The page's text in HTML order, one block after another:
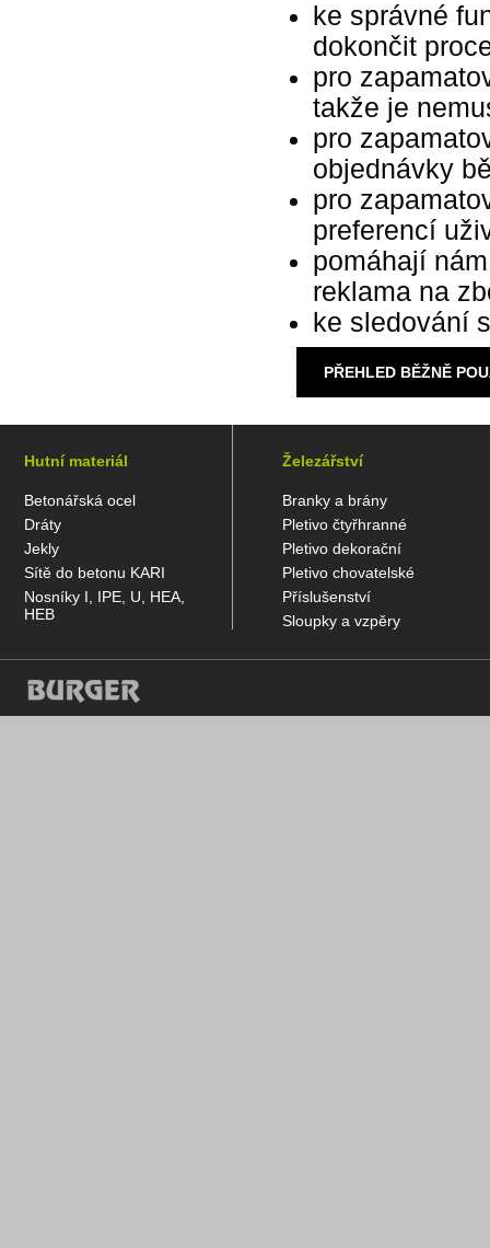
ke správné
dokončit
pro
takže je
pro
objednávky
pro
preferencí
pomáhají
reklama na
ke sledování
PŘEHLED BĚŽNĚ
Hutní materiál
Betonářská ocel
Dráty
Jekly
Sítě do betonu KARI
Nosníky I, IPE, U, HEA,
HEB
Železářství
Branky a brány
Pletivo čtyřhranné
Pletivo dekorační
Pletivo chovatelské
Příslušenství
Sloupky a vzpěry